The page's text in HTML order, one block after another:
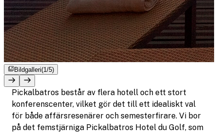
Bildgalleri(1/5)
Pickalbatros består av flera hotell och ett stort
konferenscenter, vilket gör det till ett idealiskt val
för både affärsresenärer och semesterfirare. Vi bor
på det femstjärniga Pickalbatros Hotel du Golf, som